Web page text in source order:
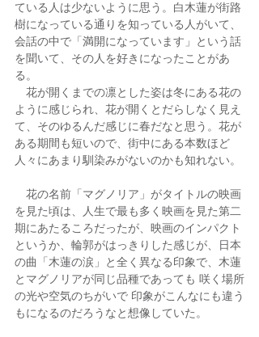
ている人は少ないように思う。白木蓮が街路
樹になっている通りを知っている人がいて、
会話の中で「満開になっています」という話
を聞いて、その人を好きになったことがあ
る。
花が開くまでの凛とした姿は冬にある花の
ように感じられ、花が開くとだらしなく見え
て、そのゆるんだ感じに春だなと思う。花が
ある期間も短いので、街中にある本数ほど
人々にあまり馴染みがないのかも知れない。
花の名前「マグノリア」がタイトルの映画
を見た頃は、人生で最も多く映画を見た第二
期にあたるころだったが、映画のインパクト
というか、輪郭がはっきりした感じが、日本
の曲「木蓮の涙」と全く異なる印象で、木蓮
とマグノリアが同じ品種であっても 咲く場所
の光や空気のちがいで 印象がこんなにも違う
もになるのだろうなと想像していた。